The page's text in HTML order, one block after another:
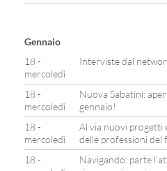
Gennaio
18 -
mercoledì
Interviste dal
18 -
mercoledì
Nuova Sabatini:
gennaio!
18 -
mercoledì
Al via nuovi progetti
delle professioni
18 -
Navigando: parte